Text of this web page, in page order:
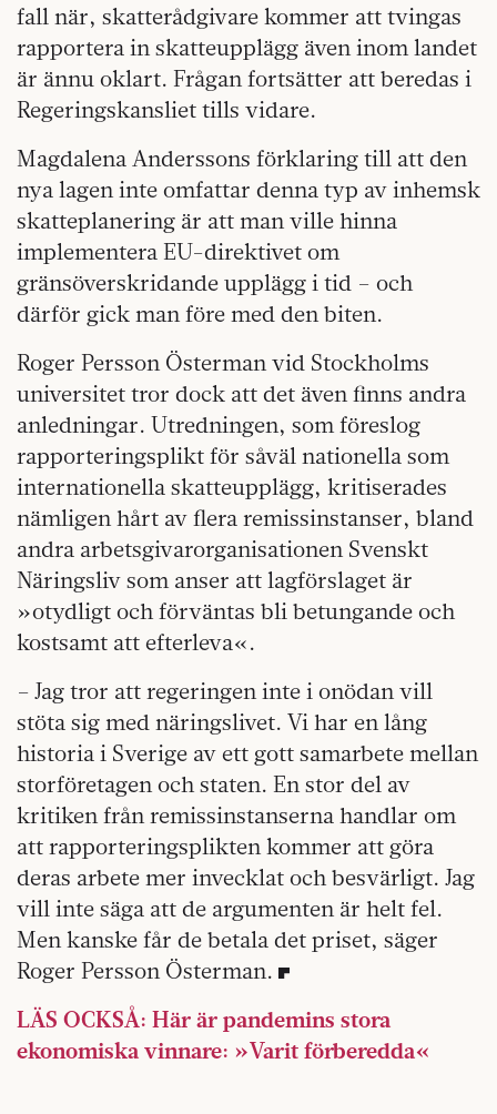
fall när, skatterådgivare kommer att tvingas
rapportera in skatteupplägg även inom landet
är ännu oklart. Frågan fortsätter att beredas i
Regeringskansliet tills vidare.
Magdalena Anderssons förklaring till att den
nya lagen inte omfattar denna typ av inhemsk
skatteplanering är att man ville hinna
implementera EU-direktivet om
gränsöverskridande upplägg i tid – och
därför gick man före med den biten.
Roger Persson Österman vid Stockholms
universitet tror dock att det även finns andra
anledningar. Utredningen, som föreslog
rapporteringsplikt för såväl nationella som
internationella skatteupplägg, kritiserades
nämligen hårt av flera remissinstanser, bland
andra arbetsgivarorganisationen Svenskt
Näringsliv som anser att lagförslaget är
»otydligt och förväntas bli betungande och
kostsamt att efterleva«.
– Jag tror att regeringen inte i onödan vill
stöta sig med näringslivet. Vi har en lång
historia i Sverige av ett gott samarbete mellan
storföretagen och staten. En stor del av
kritiken från remissinstanserna handlar om
att rapporteringsplikten kommer att göra
deras arbete mer invecklat och besvärligt. Jag
vill inte säga att de argumenten är helt fel.
Men kanske får de betala det priset, säger
Roger Persson Österman.
LÄS OCKSÅ: Här är pandemins stora
ekonomiska vinnare: »Varit förberedda«